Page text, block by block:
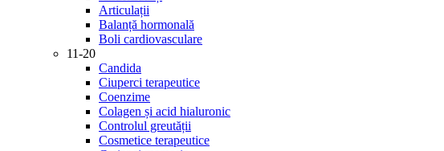
Articulații
Balanță hormonală
Boli cardiovasculare
11-20
Candida
Ciuperci terapeutice
Coenzime
Colagen și acid hialuronic
Controlul greutății
Cosmetice terapeutice